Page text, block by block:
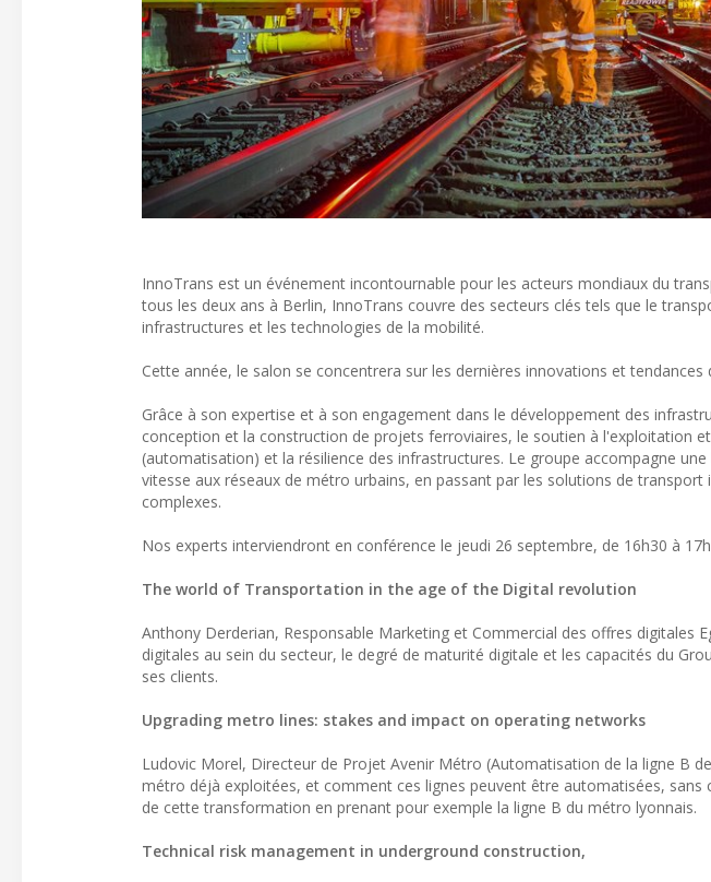
InnoTrans est un événement incontournable pour les acteurs mondiaux du
tous les deux ans à Berlin, InnoTrans couvre des secteurs clés tels que le
infrastructures et les technologies de la mobilité.
Cette année, le salon se concentrera sur les dernières innovations et tendances
Grâce à son expertise et à son engagement dans le développement des
conception et la construction de projets ferroviaires, le soutien à l'exploitation
(automatisation) et la résilience des infrastructures. Le groupe accompagne
vitesse aux réseaux de métro urbains, en passant par les solutions de
complexes.
Nos experts interviendront en conférence le jeudi 26 septembre, de 16h30 à
The world of Transportation in the age of the Digital revolution
Anthony Derderian, Responsable Marketing et Commercial des offres digitales
digitales au sein du secteur, le degré de maturité digitale et les capacités du
ses clients.
Upgrading metro lines: stakes and impact on operating networks
Ludovic Morel, Directeur de Projet Avenir Métro (Automatisation de la ligne B
métro déjà exploitées, et comment ces lignes peuvent être automatisées, sans
de cette transformation en prenant pour exemple la ligne B du métro lyonnais.
Technical risk management in underground construction,